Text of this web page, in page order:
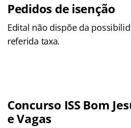
Pedidos de isenção
Edital não dispõe da
referida taxa.
Concurso ISS Bom
e Vagas